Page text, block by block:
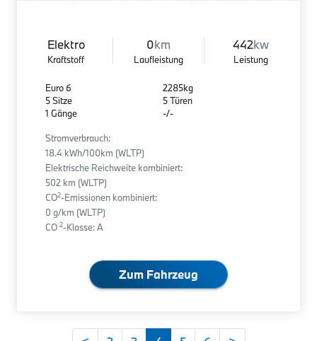
Elektro
Kraftstoff
0km
Laufleistung
442kw
Leistung
Euro 6
5 Sitze
1 Gänge
2285kg
5 Türen
-/-
Stromverbrauch:
18.4 kWh/100km (WLTP)
Elektrische Reichweite kombiniert:
502 km (WLTP)
CO2-Emissionen kombiniert:
0 g/km (WLTP)
CO 2-Klasse: A
Zum Fahrzeug